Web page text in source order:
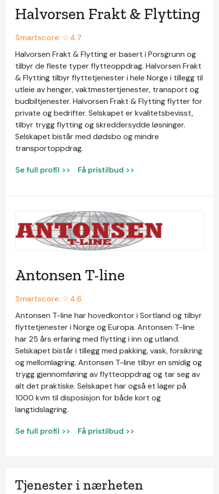
Halvorsen Frakt & Flytting
Smartscore: ☆4.7
Halvorsen Frakt & Flytting er basert i Porsgrunn og
tilbyr de fleste typer flytteoppdrag. Halvorsen Frakt
& Flytting tilbyr flyttetjenester i hele Norge i tillegg til
utleie av henger, vaktmestertjenester, transport og
budbiltjenester. Halvorsen Frakt & Flytting flytter for
private og bedrifter. Selskapet er kvalitetsbevisst,
tilbyr trygg flytting og skreddersydde løsninger.
Selskapet bistår med dødsbo og mindre
transportoppdrag.
Se full profil >> Få pristilbud >>
Antonsen T-line
Smartscore: ☆4.6
Antonsen T-line har hovedkontor i Sortland og tilbyr
flyttetjenester i Norge og Europa. Antonsen T-line
har 25 års erfaring med flytting i inn og utland.
Selskapet bistår i tillegg med pakking, vask, forsikring
og mellomlagring. Antonsen T-line tilbyr en smidig og
trygg gjennomføring av flytteoppdrag og tar seg av
alt det praktiske. Selskapet har også et lager på
1000 kvm til disposisjon for både kort og
langtidslagring.
Se full profil >> Få pristilbud >>
Tjenester i nærheten